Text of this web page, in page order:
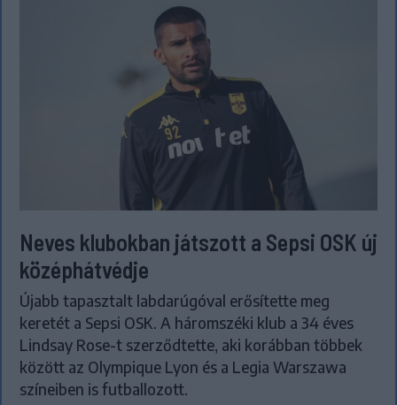
Neves klubokban játszott a Sepsi OSK új
középhátvédje
Újabb tapasztalt labdarúgóval erősítette meg
keretét a Sepsi OSK. A háromszéki klub a 34 éves
Lindsay Rose-t szerződtette, aki korábban többek
között az Olympique Lyon és a Legia Warszawa
színeiben is futballozott.